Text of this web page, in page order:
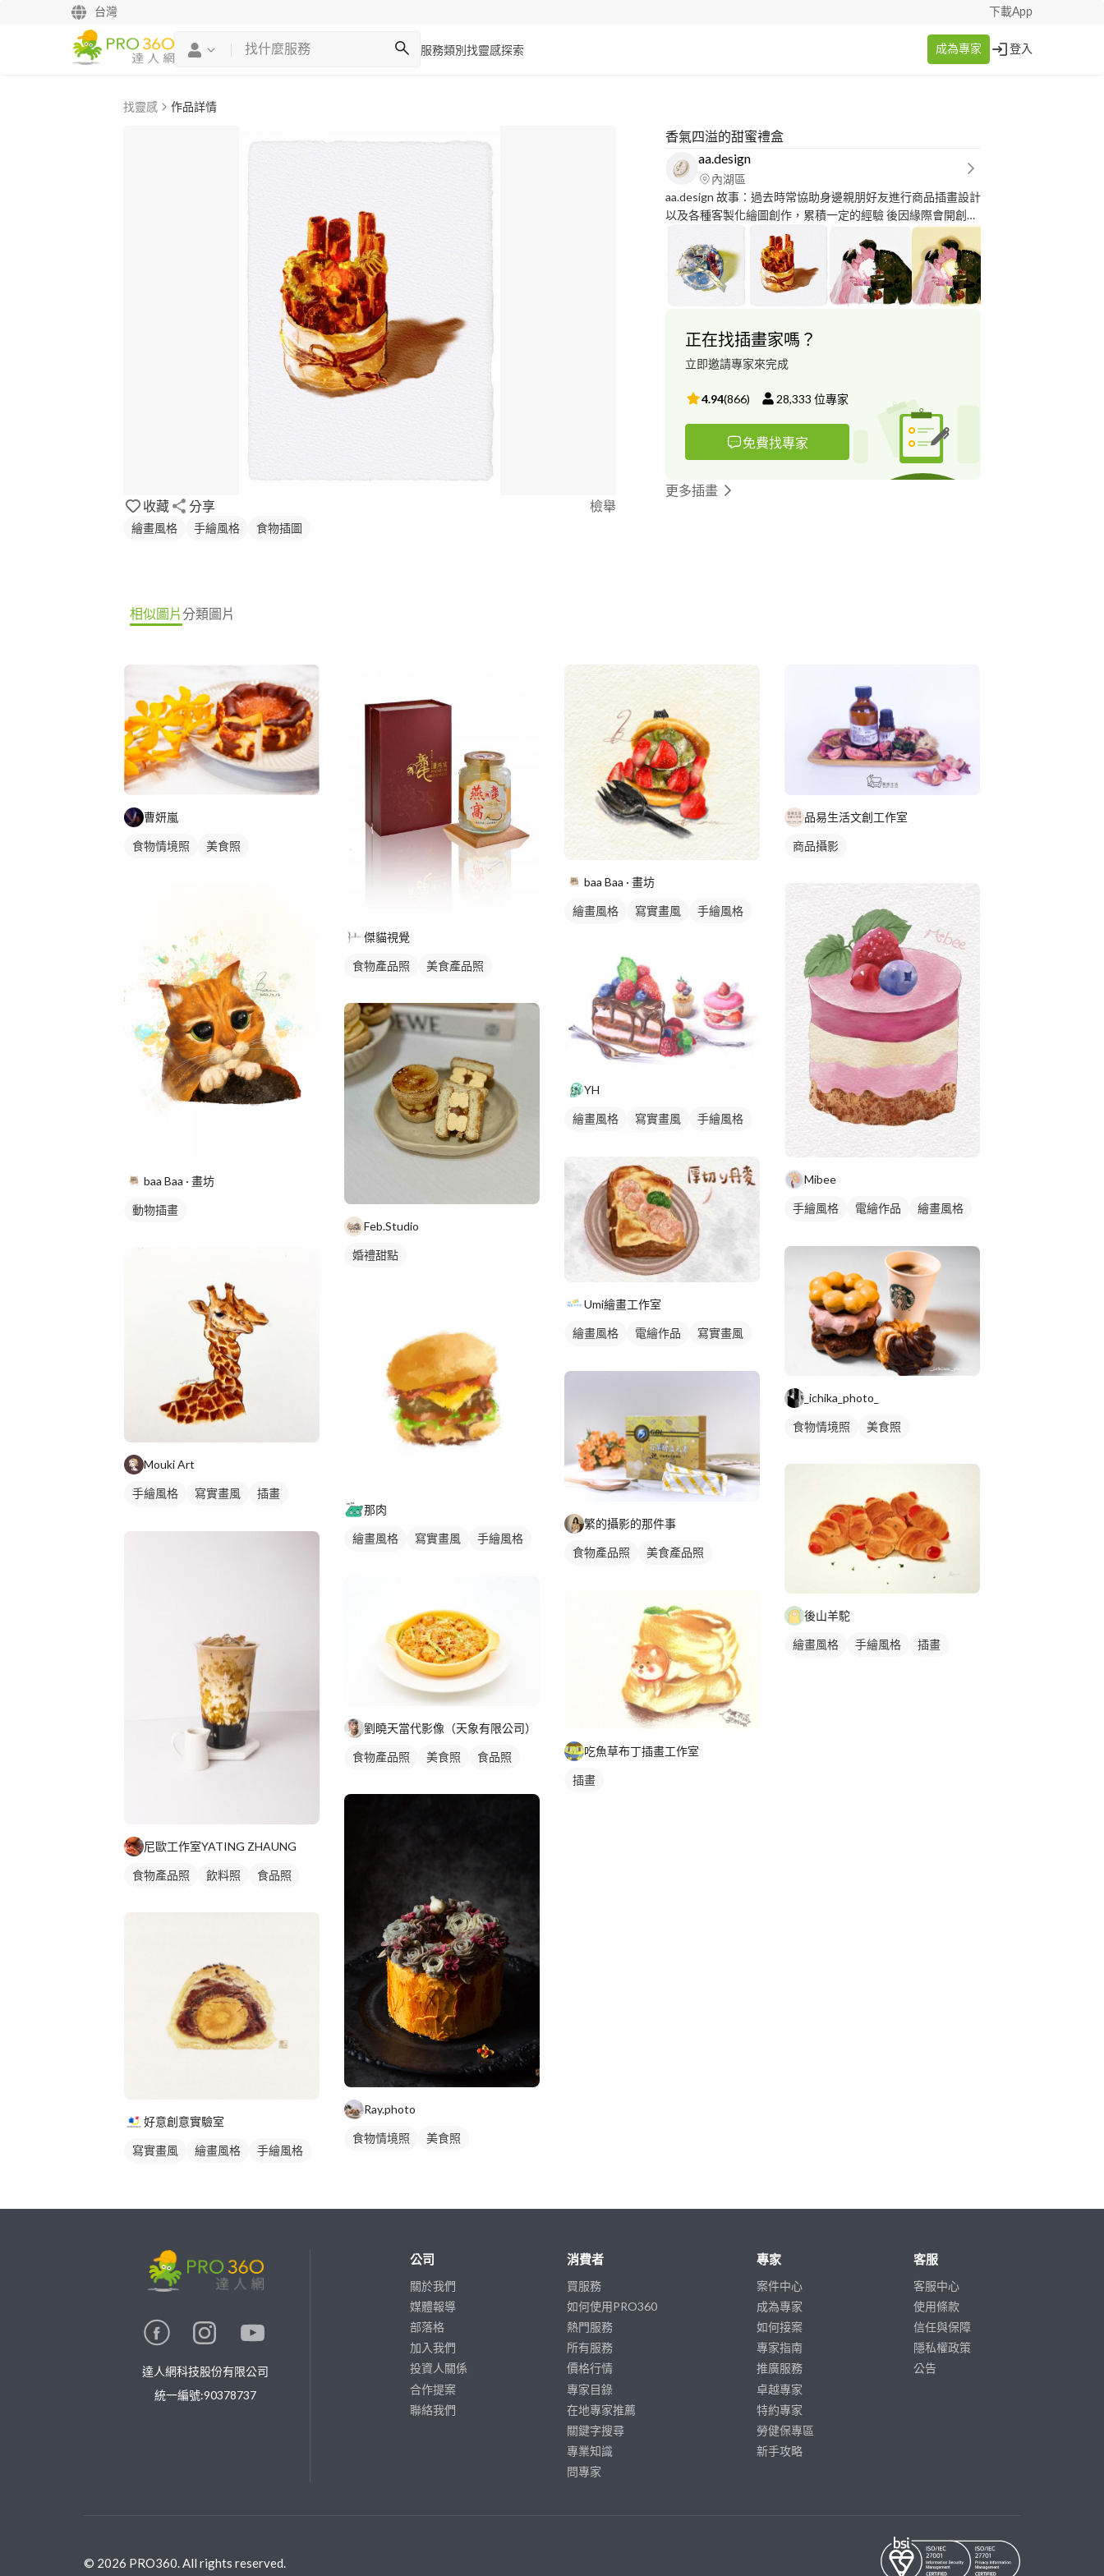
台灣 下載App
服務類別 找靈感探索 成為專家 登入
找靈感 作品詳情
收藏 分享 檢舉
繪畫風格 手繪風格 食物插圖
香氣四溢的甜蜜禮盒
aa.design
內湖區
aa.design 故事：過去時常協助身邊親朋好友進行商品插畫設計
以及各種客製化繪圖創作，累積一定的經驗 後因緣際會開創了
的彈性創作最好的作品 歡迎私訊下方聯絡方式進行更多討論?
正在找插畫家嗎？
立即邀請專家來完成
4.94(866) 28,333 位專家
免費找專家
更多插畫
相似圖片分類圖片
曹妍嵐
食物情境照 美食照
baa Baa · 畫坊
動物插畫
Mouki Art
手繪風格 寫實畫風
插畫
尼歐工作室YATING ZHAUNG
食物產品照 飲料照 食品照
好意創意實驗室
寫實畫風 繪畫風格
手繪風格
傑貓視覺
食物產品照 美食產品照
Feb.Studio
婚禮甜點
那肉
繪畫風格 寫實畫風
手繪風格
劉曉天當代影像（天象有限公司）
食物產品照 美食照 食品照
Ray.photo
食物情境照 美食照
baa Baa · 畫坊
繪畫風格 寫實畫風
手繪風格
YH
繪畫風格 寫實畫風
手繪風格
Umi繪畫工作室
繪畫風格 電繪作品
寫實畫風
繁的攝影的那件事
食物產品照
美食產品照
吃魚草布丁插畫工作室
插畫
品易生活文創工作室
商品攝影
Mibee
手繪風格 電繪作品
繪畫風格
_ichika_photo_
食物情境照 美食照
後山羊駝
繪畫風格 手繪風格
插畫
達人網科技股份有限公司
統一編號:90378737
公司
關於我們
媒體報導
部落格
加入我們
投資人關係
合作提案
聯絡我們
消費者
買服務
如何使用PRO360
熱門服務
所有服務
價格行情
專家目錄
在地專家推薦
關鍵字搜尋
專業知識
問專家
專家
案件中心
成為專家
如何接案
專家指南
推廣服務
卓越專家
特約專家
勞健保專區
新手攻略
客服
客服中心
使用條款
信任與保障
隱私權政策
公告
© 2026 PRO360. All rights reserved.